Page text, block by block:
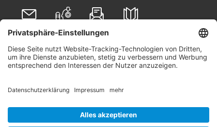
Folgen Sie uns auf
Linkedin